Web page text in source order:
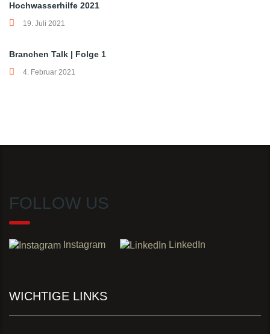
Hochwasserhilfe 2021
19. Juli 2021
Branchen Talk | Folge 1
4. Februar 2021
FOLLOW US
Instagram LinkedIn
WICHTIGE LINKS